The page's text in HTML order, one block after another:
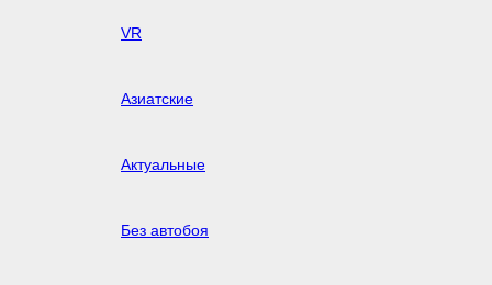
VR
Азиатские
Актуальные
Без автобоя